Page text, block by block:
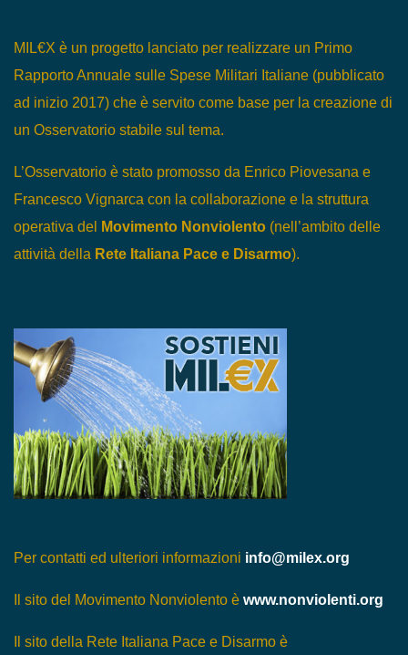
MIL€X è un progetto lanciato per realizzare un Primo
Rapporto Annuale sulle Spese Militari Italiane (pubblicato
ad inizio 2017) che è servito come base per la creazione di
un Osservatorio stabile sul tema.
L’Osservatorio è stato promosso da Enrico Piovesana e
Francesco Vignarca con la collaborazione e la struttura
operativa del
Movimento Nonviolento (nell’ambito delle
attività della Rete Italiana Pace e Disarmo).
Per contatti ed ulteriori informazioni info@milex.org
Il sito del Movimento Nonviolento è www.nonviolenti.org
Il sito della Rete Italiana Pace e Disarmo è